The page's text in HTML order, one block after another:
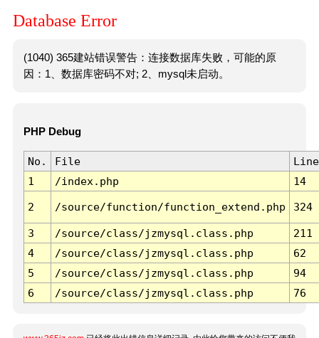
Database Error
(1040) 365建站错误警告：连接数据库失败，可能的原
因：1、数据库密码不对; 2、mysql未启动。
PHP Debug
No. File
Line
1
/index.php 14
2 /source/function/function_extend.php 324
3 /source/class/jzmysql.class.php
211
4
/source/class/jzmysql.class.php
62
5
/source/class/jzmysql.class.php
94
6
/source/class/jzmysql.class.php 76